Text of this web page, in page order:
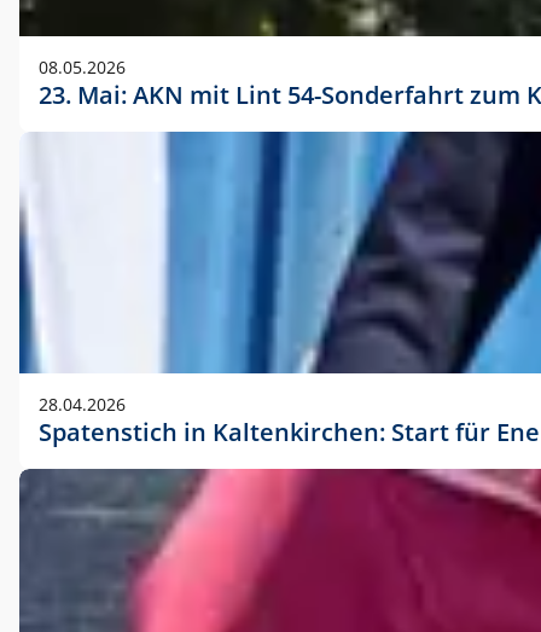
08.05.2026
23. Mai: AKN mit Lint 54-Sonderfahrt
28.04.2026
Spatenstich in Kaltenkirchen: Start für